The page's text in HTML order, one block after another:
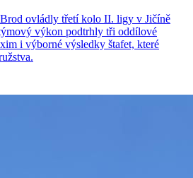
ovládly třetí kolo II. ligy v Jičíně
výkon podtrhly tři oddílové
i výborné výsledky štafet, které